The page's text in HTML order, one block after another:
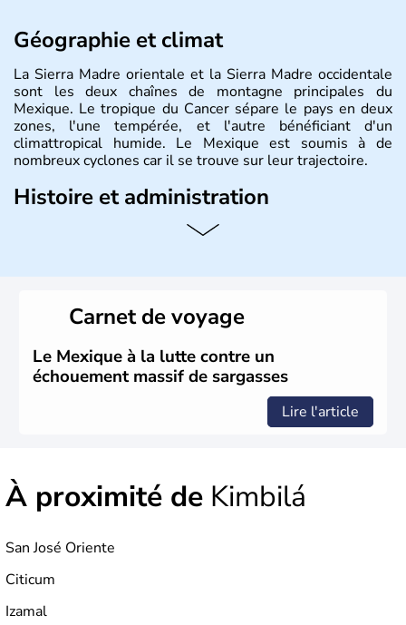
Géographie et climat
La Sierra Madre orientale et la Sierra Madre occidentale
sont les deux chaînes de montagne principales du
Mexique. Le tropique du Cancer sépare le pays en deux
zones, l'une tempérée, et l'autre bénéficiant d'un
climattropical humide. Le Mexique est soumis à de
nombreux cyclones car il se trouve sur leur trajectoire.
Histoire et administration
Bordé au Sud par le Guatemala et le Belize, le Mexique
Carnet de voyage
Le Mexique à la lutte contre un
échouement massif de sargasses
Lire l'article
À proximité de Kimbilá
San José Oriente
Citicum
Izamal